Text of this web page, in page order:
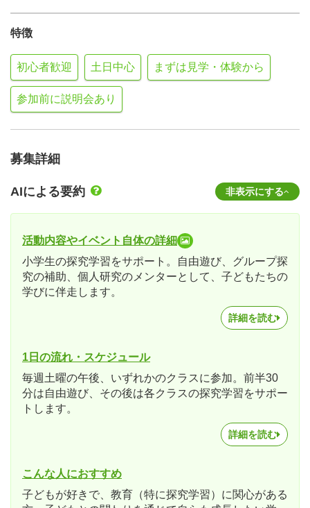
特徴
初心者歓迎 土日中心 まずは見学・体験から
参加前に説明会あり
募集詳細
AIによる要約 非表示にする
活動内容やイベント自体の詳細
小学生の探究学習をサポート。自由遊び、グループ探
究の補助、個人研究のメンターとして、子どもたちの
学びに伴走します。
詳細を読む
1日の流れ・スケジュール
毎週土曜の午後、いずれかのクラスに参加。前半30
分は自由遊び、その後は各クラスの探究学習をサポー
トします。
詳細を読む
こんな人におすすめ
子どもが好きで、教育（特に探究学習）に関心がある